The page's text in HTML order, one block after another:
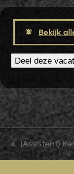
Bekijk
Deel deze
previous
post:
(Assistent)